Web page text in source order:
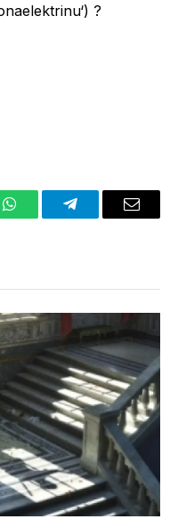
?
WhatsAppTelegramEmail